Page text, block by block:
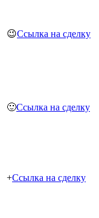
😉Ссылка на сделку
🙂Ссылка на сделку
+Ссылка на сделку